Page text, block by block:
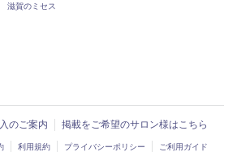
滋賀のミセス
のご案内 掲載をご希望のサロン様はこちら
利用規約 プライバシーポリシー ご利用ガイド